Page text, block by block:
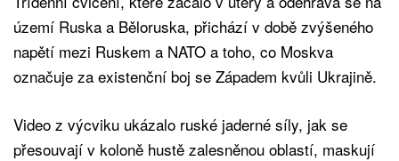
území Ruska a Běloruska, přichází v době zvýšeného
napětí mezi Ruskem a NATO a toho, co Moskva
označuje za existenční boj se Západem kvůli Ukrajině.
Video z výcviku ukázalo ruské jaderné síly, jak se
přesouvají v koloně hustě zalesněnou oblastí, maskují